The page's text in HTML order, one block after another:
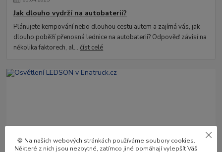
Jak dlouho vydrží na autobaterii?
Plánujete kempování nebo dlouhou cestu autem a zajímá vás, jak
dlouho poběží přenosná lednice na autobaterii? Odpověď závisí na
několika faktorech, al...číst celé
🍪 Na našich webových stránkách používáme soubory cookies.
Některé z nich jsou nezbytné, zatímco jiné pomáhají vylepšít Váš